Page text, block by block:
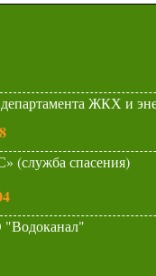
ЖКХ и
(служба спасения)
"Водоканал"